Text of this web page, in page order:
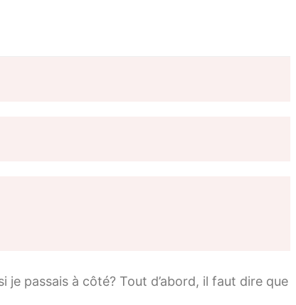
je passais à côté? Tout d’abord, il faut dire que